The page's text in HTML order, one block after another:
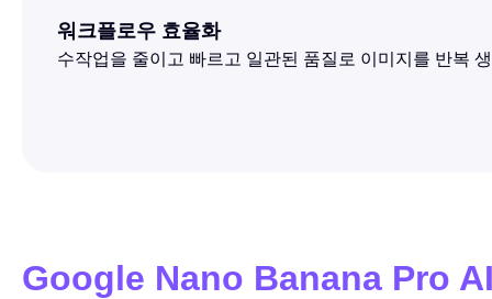
워크플로우 효율화
수작업을 줄이고 빠르고 일관된 품질로 이미지를 반복
Google Nano Banana Pro